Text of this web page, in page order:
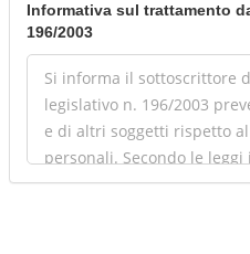
Informativa sul trattamento
196/2003